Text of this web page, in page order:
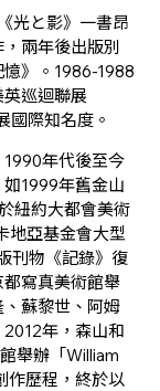
光と影》一書昂
兩年後出版別
》。1986-1988
巡迴聯展
國際知名度。
年代後至今
1999年舊金山
紐約大都會美術
地亞基金會大型
刊物《記錄》復
寫真美術館舉
蘇黎世、阿姆
年，森山和
舉辦「William
作歷程，終於以